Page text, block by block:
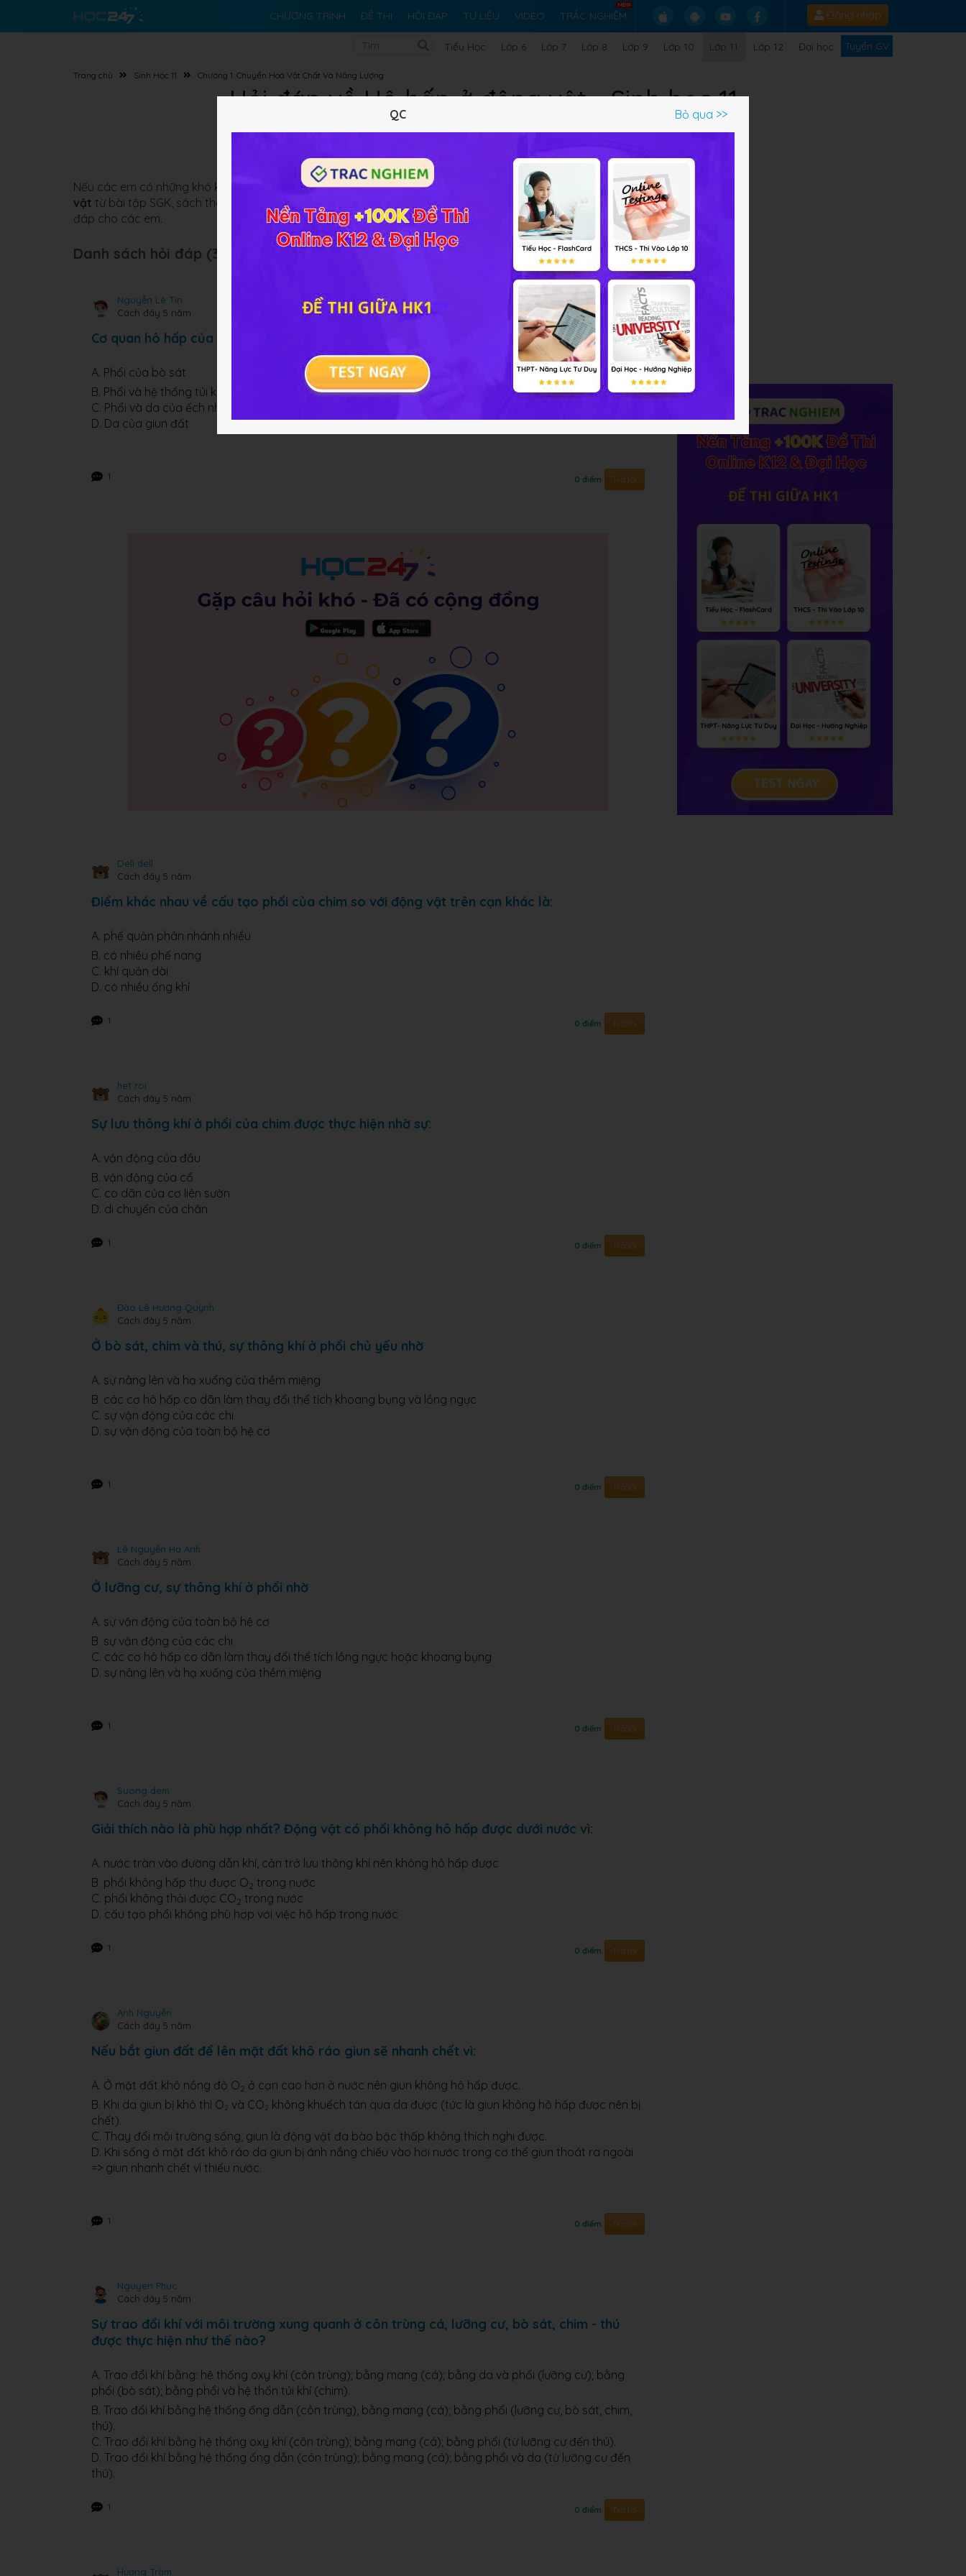
CHƯƠNG TRÌNH ĐỀ THI HỎI ĐÁP TƯ LIỆU VIDEO TRẮC NGHIỆM Đăng nhập
Tiểu Học Lớp 6 Lớp 7 Lớp 8 Lớp 9 Lớp 10 Lớp 11 Lớp 12 Đại học Tuyển GV
Trang chủ Sinh Học 11 Chương 1: Chuyển Hoá Vật Chất Và Năng Lượng
Hỏi đáp về Hô hấp ở động vật - Sinh học 11
Nếu các em có những khó khăn về nội dung bài học, bài tập liên quan đến Sinh học 11 Bài 17
Hô hấp ở động
vật từ bài tập SGK, sách tham khảo. Các em có thể đặt câu hỏi đểcộng đồng Sinh học HỌC247sẽ sớm giải
đáp cho các em.
Danh sách hỏi đáp (318 câu):
Nguyễn Lê Tín
Cách đây 5 năm
Cơ quan hô hấp của động vật trên cạn nào sau đây trao đổi khí hiệu quả nhất?
A. Phổi của bò sát
B. Phổi và hệ thống túi khí của chim
C. Phổi và da của ếch nhái
D. Da của giun đất
1 0 điểm Trả lời
Dell dell
Cách đây 5 năm
Điểm khác nhau về cấu tạo phổi của chim so với động vật trên cạn khác là:
A. phế quản phân nhánh nhiều
B. có nhiều phế nang
C. khí quản dài
D. có nhiều ống khí
1 0 điểm Trả lời
het roi
Cách đây 5 năm
Sự lưu thông khí ở phổi của chim được thực hiện nhờ sự:
A. vận động của đầu
B. vận động của cổ
C. co dãn của cơ liên sườn
D. di chuyển của chân
1 0 điểm Trả lời
Đào Lê Hương Quỳnh
Cách đây 5 năm
Ở bò sát, chim và thú, sự thông khí ở phổi chủ yếu nhờ
A. sự nâng lên và hạ xuống của thềm miệng
B. các cơ hô hấp co dãn làm thay đổi thể tích khoang bụng và lồng ngực
C. sự vận động của các chi
D. sự vận động của toàn bộ hệ cơ
1 0 điểm Trả lời
Lê Nguyễn Hạ Anh
Cách đây 5 năm
Ở lưỡng cư, sự thông khí ở phổi nhờ
A. sự vận động của toàn bộ hệ cơ
B. sự vận động của các chi
C. các cơ hô hấp co dãn làm thay đổi thể tích lồng ngực hoặc khoang bụng
D. sự nâng lên và hạ xuống của thềm miệng
1 0 điểm Trả lời
Suong dem
Cách đây 5 năm
Giải thích nào là phù hợp nhất? Động vật có phổi không hô hấp được dưới nước vì:
A. nước tràn vào đường dẫn khí, cản trở lưu thông khí nên không hô hấp được
B. phổi không hấp thu được O2 trong nước
C. phổi không thải được CO2 trong nước
D. cấu tạo phổi không phù hợp với việc hô hấp trong nước
1 0 điểm Trả lời
Anh Nguyễn
Cách đây 5 năm
Nếu bắt giun đất để lên mặt đất khô ráo giun sẽ nhanh chết vì:
A. Ở mặt đất khô nồng độ O2 ở cạn cao hơn ở nước nên giun không hô hấp được.
B. Khi da giun bị khô thì O2 và CO2 không khuếch tán qua da được (tức là giun không hô hấp được nên bị
chết).
C. Thay đổi môi trường sống, giun là động vật đa bào bậc thấp không thích nghi được.
D. Khi sống ở mặt đất khô ráo da giun bị ánh nắng chiếu vào hơi nước trong cơ thể giun thoát ra ngoài
=> giun nhanh chết vì thiếu nước.
1 0 điểm Trả lời
Nguyen Phuc
Cách đây 5 năm
Sự trao đổi khí với môi trường xung quanh ở côn trùng cá, lưỡng cư, bò sát, chim - thú
được thực hiện như thế nào?
A. Trao đổi khí bằng: hệ thống oxy khí (côn trùng); bằng mang (cá); bằng da và phổi (lưỡng cư); bằng
phổi (bò sát); bằng phổi và hệ thốn túi khí (chim).
B. Trao đổi khí bằng hệ thống ống dẫn (côn trùng), bằng mang (cá); bằng phổi (lưỡng cư, bò sát, chim,
thú).
C. Trao đổi khí bằng hệ thống oxy khí (côn trùng); bằng mang (cá); bằng phổi (từ lưỡng cư đến thú).
D. Trao đổi khí bằng hệ thống ống dẫn (côn trùng); bằng mang (cá); bằng phổi và da (từ lưỡng cư đến
thú).
1 0 điểm Trả lời
Hương Tràm
QC Bỏ qua >>